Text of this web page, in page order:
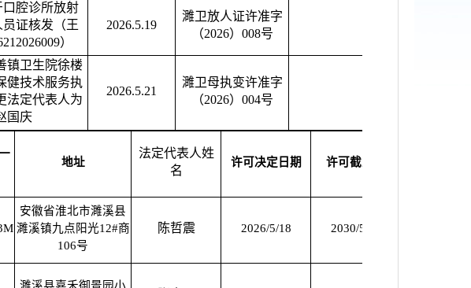
腔诊所放射
员证核发（王
）
2026.5.19
濉卫放人证许准字
（2026）008号
镇卫生院徐楼
健技术服务执
法定代表人为
国庆
2026.5.21
濉卫母执变许准字
（2026）004号
地址
法定代表人姓
名
许可决定日期 许可截止期
安徽省淮北市濉溪县
濉溪镇九点阳光12#商
106号
陈哲震 2026/5/18 2030/5/17